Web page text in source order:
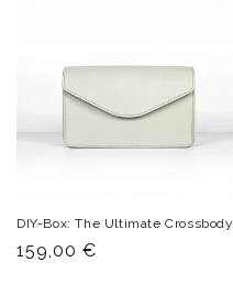
DIY-Box: The Ultimate Crossbody
Normaler
159,00 €